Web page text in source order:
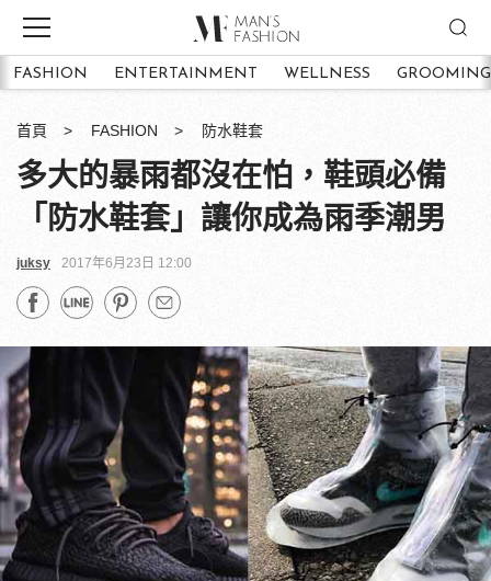
FASHION ENTERTAINMENT WELLNESS GROOMING
首頁 FASHION 防水鞋套
多大的暴雨都沒在怕，鞋頭必備
「防水鞋套」讓你成為雨季潮男
juksy 2017年6月23日 12:00